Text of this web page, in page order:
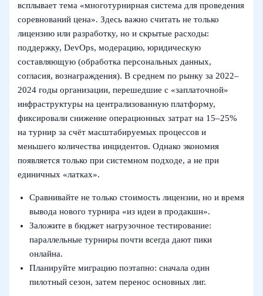
всплывает тема «многотурнирная система для проведения
соревнований цена». Здесь важно считать не только
лицензию или разработку, но и скрытые расходы:
поддержку, DevOps, модерацию, юридическую
составляющую (обработка персональных данных,
согласия, вознаграждения). В среднем по рынку за 2022–
2024 годы организации, перешедшие с «заплаточной»
инфраструктуры на централизованную платформу,
фиксировали снижение операционных затрат на 15–25%
на турнир за счёт масштабируемых процессов и
меньшего количества инцидентов. Однако экономия
появляется только при системном подходе, а не при
единичных «латках».
Сравнивайте не только стоимость лицензии, но и время
вывода нового турнира «из идеи в продакшн».
Заложите в бюджет нагрузочное тестирование:
параллельные турниры почти всегда дают пики
онлайна.
Планируйте миграцию поэтапно: сначала один
пилотный сезон, затем перенос основных лиг.